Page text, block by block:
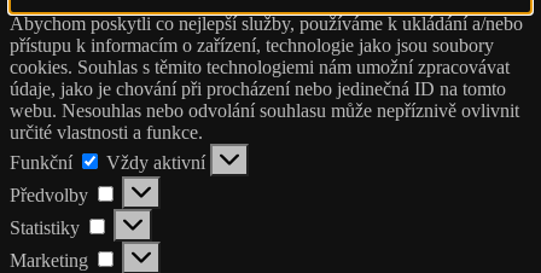
Abychom poskytli co nejlepší služby, používáme k ukládání a/nebo
přístupu k informacím o zařízení, technologie jako jsou soubory
cookies. Souhlas s těmito technologiemi nám umožní zpracovávat
údaje, jako je chování při procházení nebo jedinečná ID na tomto
webu. Nesouhlas nebo odvolání souhlasu může nepříznivě ovlivnit
určité vlastnosti a funkce.
Funkční
Funkční
Vždy aktivní
Předvolby
Předvolby
Statistiky Statistiky
Marketing Marketing